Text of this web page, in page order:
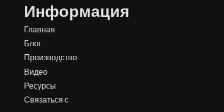
Информация
Главная
Блог
Производство
Видео
Ресурсы
Связаться с